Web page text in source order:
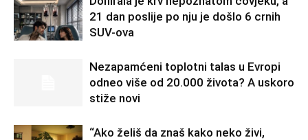
21 dan poslije po nju je došlo 6 crnih
SUV-ova
Nezapamćeni toplotni talas u Evropi
odneo više od 20.000 života? A uskoro
stiže novi
“Ako želiš da znaš kako neko živi,